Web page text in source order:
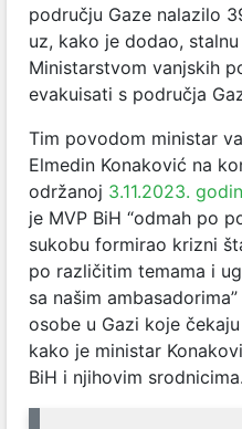
području Gaze nalazilo
uz, kako je dodao,
Ministarstvom vanjskih
evakuisati s područja
Tim povodom ministar
Elmedin Konaković na
održanoj 3.11.2023.
je MVP BiH “odmah po
sukobu formirao krizni
po različitim temama i
sa našim
osobe u Gazi koje
kako je ministar
BiH i njihovim srodnicima.